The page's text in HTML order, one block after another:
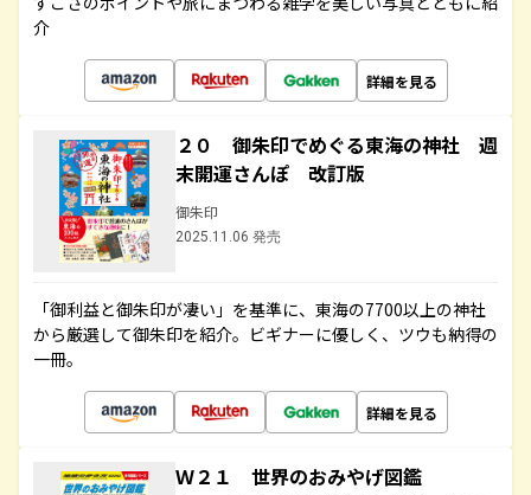
介
詳細を見る
２０ 御朱印でめぐる東海の神社 週
末開運さんぽ 改訂版
御朱印
2025.11.06 発売
「御利益と御朱印が凄い」を基準に、東海の7700以上の神社
から厳選して御朱印を紹介。ビギナーに優しく、ツウも納得の
一冊。
詳細を見る
Ｗ２１ 世界のおみやげ図鑑